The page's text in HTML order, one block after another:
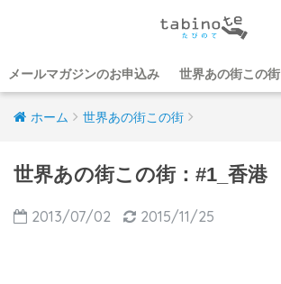
メールマガジンのお申込み 世界あの街この街
ホーム 世界あの街この街
世界あの街この街：#1_香港
2013/07/02 2015/11/25